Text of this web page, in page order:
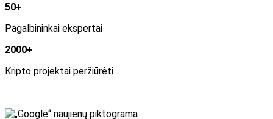
50+
Pagalbininkai ekspertai
2000+
Kripto projektai peržiūrėti